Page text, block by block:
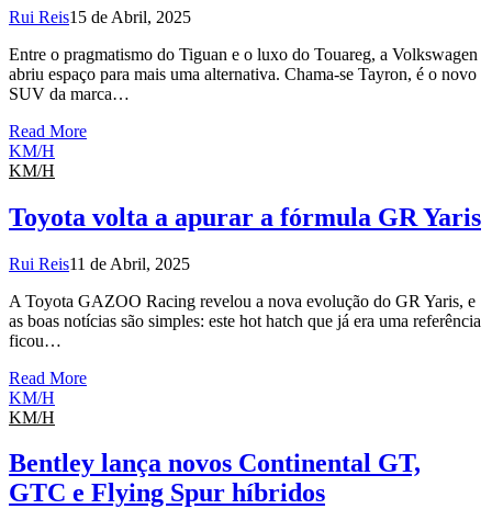
Rui Reis15 de Abril, 2025
Entre o pragmatismo do Tiguan e o luxo do Touareg, a Volkswagen
abriu espaço para mais uma alternativa. Chama-se Tayron, é o novo
SUV da marca…
Read More
KM/H
KM/H
Toyota volta a apurar a fórmula GR Yaris
Rui Reis11 de Abril, 2025
A Toyota GAZOO Racing revelou a nova evolução do GR Yaris, e
as boas notícias são simples: este hot hatch que já era uma referência
ficou…
Read More
KM/H
KM/H
Bentley lança novos Continental GT,
GTC e Flying Spur híbridos